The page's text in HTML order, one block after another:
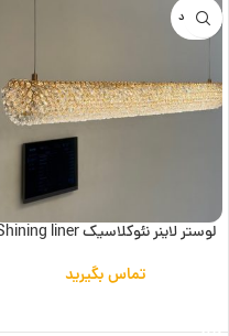
ناموجود
لوستر لاینر نئوکلاسیک Shining liner
تماس بگیرید